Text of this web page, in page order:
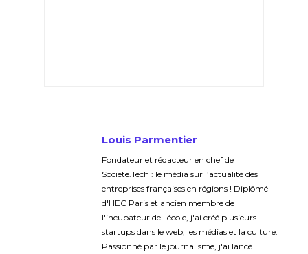
Louis Parmentier
Fondateur et rédacteur en chef de
Societe.Tech : le média sur l’actualité des
entreprises françaises en régions ! Diplômé
d'HEC Paris et ancien membre de
l'incubateur de l'école, j'ai créé plusieurs
startups dans le web, les médias et la culture.
Passionné par le journalisme, j'ai lancé